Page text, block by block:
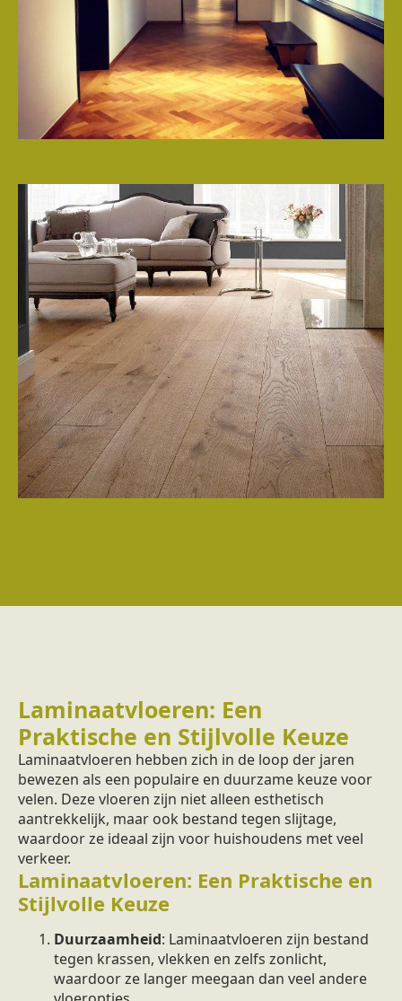
Laminaatvloeren: Een
Praktische en Stijlvolle Keuze
Laminaatvloeren hebben zich in de loop der jaren
bewezen als een populaire en duurzame keuze voor
velen. Deze vloeren zijn niet alleen esthetisch
aantrekkelijk, maar ook bestand tegen slijtage,
waardoor ze ideaal zijn voor huishoudens met veel
verkeer.
Laminaatvloeren: Een Praktische en
Stijlvolle Keuze
Duurzaamheid: Laminaatvloeren zijn bestand
tegen krassen, vlekken en zelfs zonlicht,
waardoor ze langer meegaan dan veel andere